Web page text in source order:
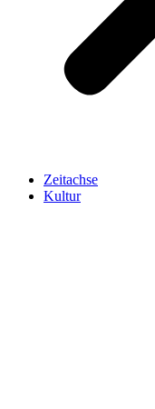
Zeitachse
Kultur